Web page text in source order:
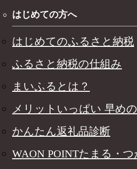
はじめての方へ
はじめてのふるさと納税
ふるさと納税の仕組み
まいふるとは？
メリットいっぱい 早め
かんたん返礼品診断
WAON POINTたまる・つ